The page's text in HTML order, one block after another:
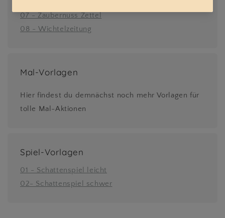
07 - Zaubernuss Zettel
08 - Wichtelzeitung
Mal-Vorlagen
Hier findest du demnächst noch mehr Vorlagen für
tolle Mal-Aktionen
Spiel-Vorlagen
01 - Schattenspiel leicht
02- Schattenspiel schwer